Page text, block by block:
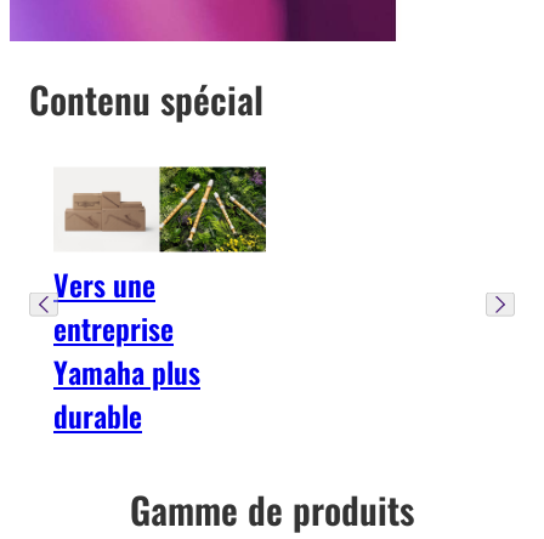
Contenu spécial
Vers une
entreprise
Yamaha plus
durable
Gamme de produits